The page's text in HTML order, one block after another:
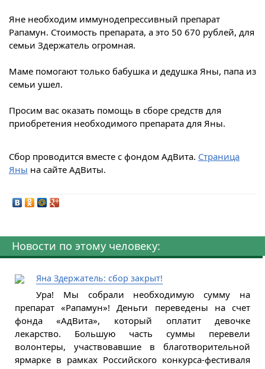
Яне необходим иммунодепрессивный препарат
Рапамун. Стоимость препарата, а это 50 670 рублей, для
семьи Здержатель огромная.
Маме помогают только бабушка и дедушка Яны, папа из
семьи ушел.
Просим вас оказать помощь в сборе средств для
приобретения необходимого препарата для Яны.
Сбор проводится вместе с фондом АдВита. Страница
Яны на сайте АдВиты.
Новости по этому человеку:
Яна Здержатель: сбор закрыт!
Ура! Мы собрали необходимую сумму на
препарат «Рапамун»! Деньги переведены на счет
фонда «АдВита», который оплатит девочке
лекарство. Большую часть суммы перевели
волонтеры, участвовавшие в благотворительной
ярмарке в рамках Российского конкурса-фестиваля